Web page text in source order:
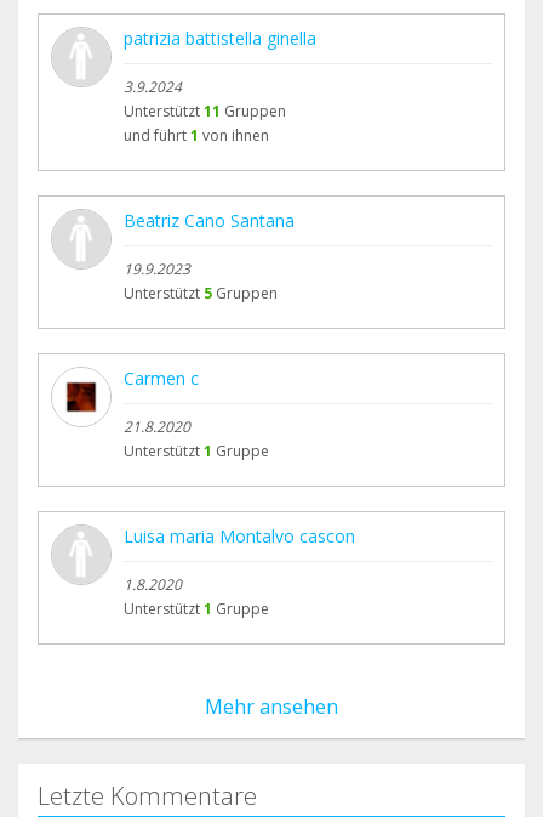
patrizia battistella ginella
3.9.2024
Unterstützt11 Gruppen
und führt1 von ihnen
Beatriz Cano Santana
19.9.2023
Unterstützt 5 Gruppen
Carmen c
21.8.2020
Unterstützt1 Gruppe
Luisa maria Montalvo cascon
1.8.2020
Unterstützt1 Gruppe
Mehr ansehen
Letzte Kommentare